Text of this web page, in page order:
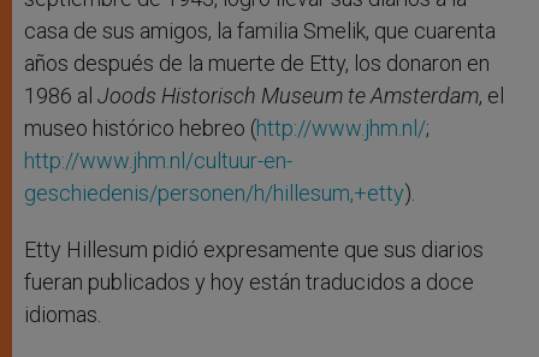
casa de sus amigos, la familia Smelik, que cuarenta
años después de la muerte de Etty, los donaron en
1986 al Joods Historisch Museum te Amsterdam, el
museo histórico hebreo (http://www.jhm.nl/;
http://www.jhm.nl/cultuur-en-
geschiedenis/personen/h/hillesum,+etty).
Etty Hillesum pidió expresamente que sus diarios
fueran publicados y hoy están traducidos a doce
idiomas.